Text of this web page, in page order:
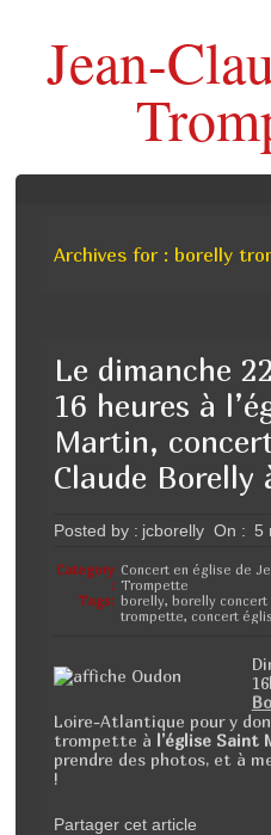
Jean-
Archives for : borelly
Le dimanche
16 heures à
Martin,
Claude Borelly
Posted by : jcborelly On : 5
Category
:
Concert en église de
Trompette
Tags: borelly,borelly
trompette, concert
Loire-Atlantique pour y
trompette à l’église Saint
prendre des photos, et à
!
Partager cet article